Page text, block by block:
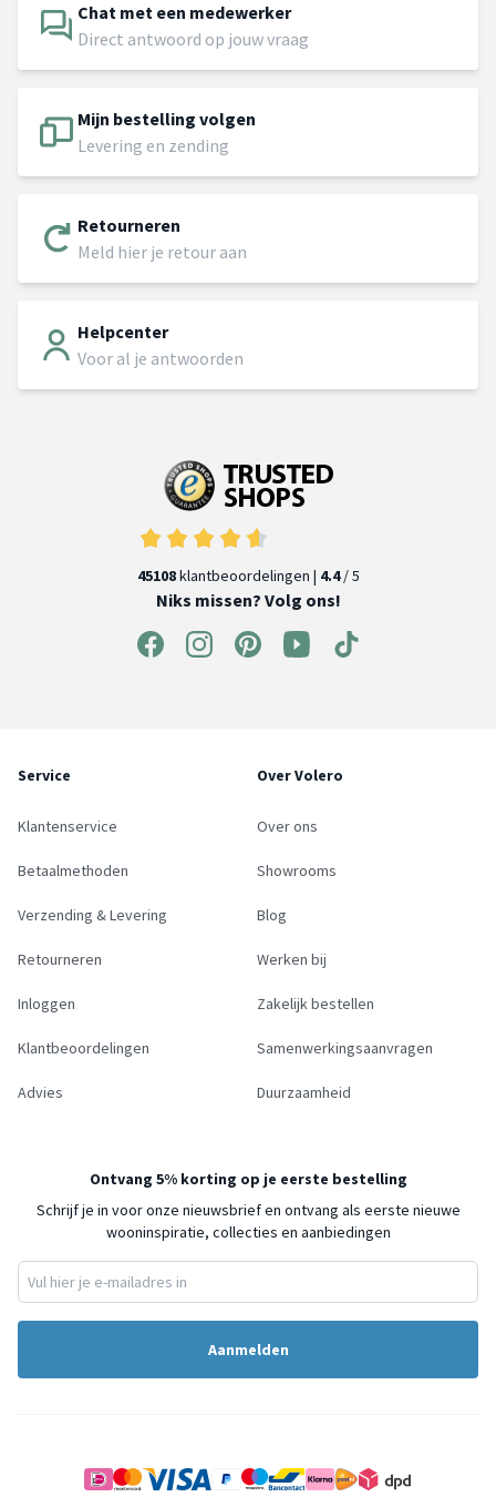
Chat met een medewerker
Direct antwoord op jouw vraag
Mijn bestelling volgen
Levering en zending
Retourneren
Meld hier je retour aan
Helpcenter
Voor al je antwoorden
45108klantbeoordelingen | 4.4/ 5
Niks missen? Volg ons!
Service
Klantenservice
Betaalmethoden
Verzending & Levering
Retourneren
Inloggen
Klantbeoordelingen
Advies
Over Volero
Over ons
Showrooms
Blog
Werken bij
Zakelijk bestellen
Samenwerkingsaanvragen
Duurzaamheid
Ontvang 5% korting op je eerste bestelling
Schrijf je in voor onze nieuwsbrief en ontvang als eerste nieuwe
wooninspiratie, collecties en aanbiedingen
Aanmelden